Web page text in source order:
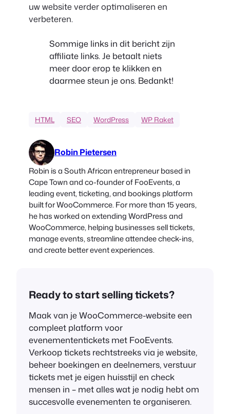
uw website verder optimaliseren en
verbeteren.
Sommige links in dit bericht zijn
affiliate links. Je betaalt niets
meer door erop te klikken en
daarmee steun je ons. Bedankt!
HTML SEO WordPress WP Raket
Robin Pietersen
Robin is a South African entrepreneur based in
Cape Town and co-founder of FooEvents, a
leading event, ticketing, and bookings platform
built for WooCommerce. For more than 15 years,
he has worked on extending WordPress and
WooCommerce, helping businesses sell tickets,
manage events, streamline attendee check-ins,
and create better event experiences.
Ready to start selling tickets?
Maak van je WooCommerce-website een
compleet platform voor
evenemententickets met FooEvents.
Verkoop tickets rechtstreeks via je website,
beheer boekingen en deelnemers, verstuur
tickets met je eigen huisstijl en check
mensen in – met alles wat je nodig hebt om
succesvolle evenementen te organiseren.